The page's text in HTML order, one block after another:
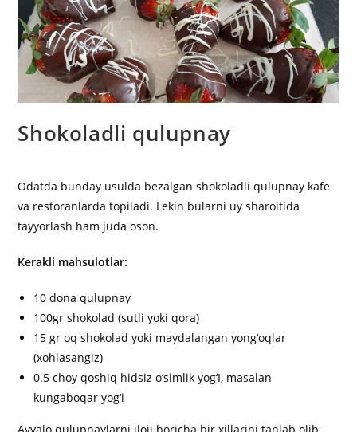
Shokoladli qulupnay
Odatda bunday usulda bezalgan shokoladli qulupnay kafe
va restoranlarda topiladi. Lekin bularni uy sharoitida
tayyorlash ham juda oson.
Kerakli mahsulotlar:
10 dona qulupnay
100gr shokolad (sutli yoki qora)
15 gr oq shokolad yoki maydalangan yong‘oqlar
(xohlasangiz)
0.5 choy qoshiq hidsiz o‘simlik yog‘I, masalan
kungaboqar yog‘i